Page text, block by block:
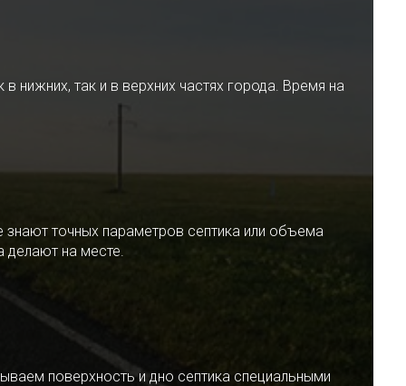
так и в верхних частях города. Время на
точных параметров септика или объема
делают на месте.
поверхность и дно септика специальными